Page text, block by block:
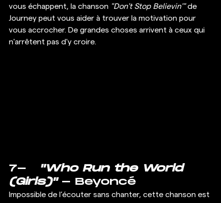
vous échappent, la chanson "Don't Stop Believin'" de
Journey peut vous aider à trouver la motivation pour
vous accrocher. De grandes choses arrivent à ceux qui
n'arrêtent pas d'y croire.
7-
"Who Run the World
(Girls)" - Beyoncé
Impossible de l’écouter sans chanter, cette chanson est